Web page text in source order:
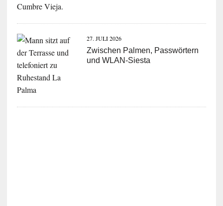
27. JULI 2026
Zwischen Palmen, Passwörtern
und WLAN-Siesta